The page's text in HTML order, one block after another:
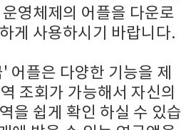
영체제의 어플을 다운로
게 사용하시기 바랍니다.
어플은 다양한 기능을 제
조회가 가능해서 자신의
을 쉽게 확인 하실 수 있습